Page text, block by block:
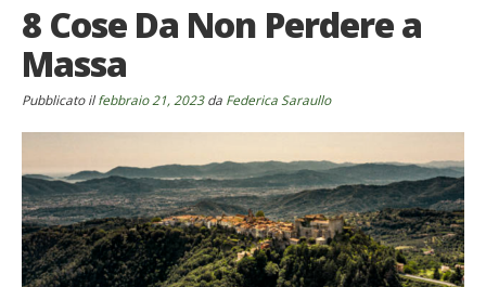
Regali
FAQ
Chi Siamo
Partner
Contatti
Italiano
German
itinerari
curiosità
vivere e viaggiare verde
rassegna stampa
8 Cose Da Non Perdere a
Massa
Pubblicato ilfebbraio 21, 2023da Federica Saraullo